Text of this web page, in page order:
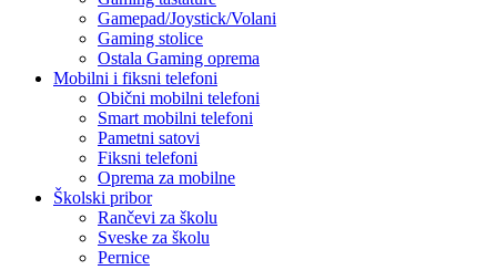
Gamepad/Joystick/Volani
Gaming stolice
Ostala Gaming oprema
Mobilni i fiksni telefoni
Obični mobilni telefoni
Smart mobilni telefoni
Pametni satovi
Fiksni telefoni
Oprema za mobilne
Školski pribor
Rančevi za školu
Sveske za školu
Pernice